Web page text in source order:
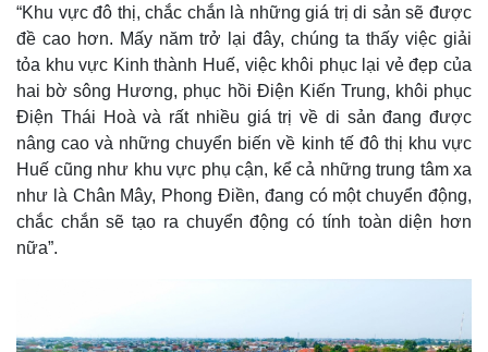
“Khu vực đô thị, chắc chắn là những giá trị di sản sẽ được
đề cao hơn. Mấy năm trở lại đây, chúng ta thấy việc giải
tỏa khu vực Kinh thành Huế, việc khôi phục lại vẻ đẹp của
hai bờ sông Hương, phục hồi Điện Kiến Trung, khôi phục
Điện Thái Hoà và rất nhiều giá trị về di sản đang được
nâng cao và những chuyển biến về kinh tế đô thị khu vực
Huế cũng như khu vực phụ cận, kể cả những trung tâm xa
như là Chân Mây, Phong Điền, đang có một chuyển động,
chắc chắn sẽ tạo ra chuyển động có tính toàn diện hơn
nữa”.